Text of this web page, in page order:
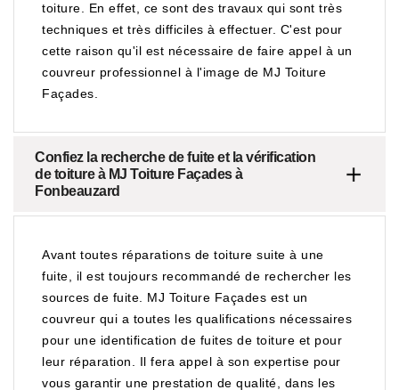
toiture. En effet, ce sont des travaux qui sont très
techniques et très difficiles à effectuer. C'est pour
cette raison qu'il est nécessaire de faire appel à un
couvreur professionnel à l'image de MJ Toiture
Façades.
Confiez la recherche de fuite et la vérification
de toiture à MJ Toiture Façades à
Fonbeauzard
Avant toutes réparations de toiture suite à une
fuite, il est toujours recommandé de rechercher les
sources de fuite. MJ Toiture Façades est un
couvreur qui a toutes les qualifications nécessaires
pour une identification de fuites de toiture et pour
leur réparation. Il fera appel à son expertise pour
vous garantir une prestation de qualité, dans les